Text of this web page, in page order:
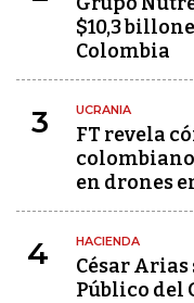
$10,3
Colombia
3 UCRANIA
FT revela
en drones
4 HACIENDA
César
Público del